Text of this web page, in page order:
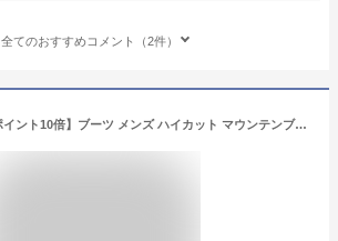
全てのおすすめコメント（2件）
【5・10日はポイント10倍】ブーツ メンズ ハイカット マウンテンブーツ ショートブーツ サイドジップ 履きやすい レザー スエード 合成皮革 レースアップ カジュアル 黒 ブラック おしゃれ 秋 冬 No.2352 25.0-27cm AAA+ サンエープラス 【セット割引対象1足税込5390円】